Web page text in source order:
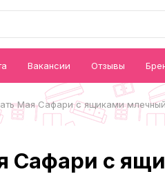
Вакансии Отзывы
Мая Сафари с ящиками
Сафари с